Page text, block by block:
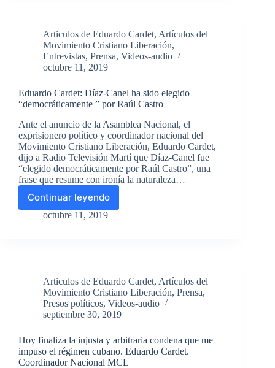
Cristiano
Liberación
“La
lucha
Articulos de Eduardo Cardet, Artículos del
Movimiento Cristiano Liberación,
Entrevistas, Prensa, Videos-audio
octubre 11, 2019
Eduardo Cardet: Díaz-Canel ha sido elegido
“democráticamente ” por Raúl Castro
Ante el anuncio de la Asamblea Nacional, el
exprisionero político y coordinador nacional del
Movimiento Cristiano Liberación, Eduardo Cardet,
dijo a Radio Televisión Martí que Díaz-Canel fue
“elegido democráticamente por Raúl Castro”, una
frase que resume con ironía la naturaleza…
Continuar leyendo
Eduardo
Cardet:
“democráticamente
”
por
Raúl
octubre 11, 2019
Articulos de Eduardo Cardet, Artículos del
Movimiento Cristiano Liberación, Prensa,
Presos políticos, Videos-audio
septiembre 30, 2019
Hoy finaliza la injusta y arbitraria condena que me
impuso el régimen cubano. Eduardo Cardet.
Coordinador Nacional MCL